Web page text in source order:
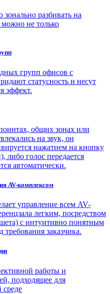
разбивать на
можно не только
групп офисов с
статусность и несут
эффект.
общих зонах или
на звук, он
нажатием на кнопку
либо голос передается
автоматически.
AV-комплексом
управление всем AV-
легким, посредством
с интуитивно понятным
заказчика.
работы и
подходящее для
среде